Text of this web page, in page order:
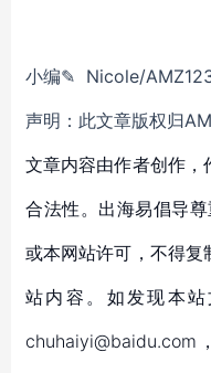
小编✎ Nicole/
声明：此文章版权归
文章内容由作者创作，
合法性。出海易倡导
或本网站许可，不得复
站内容。如发现本